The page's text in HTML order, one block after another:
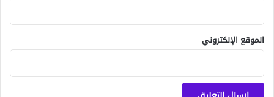
الموقع الإلكتروني